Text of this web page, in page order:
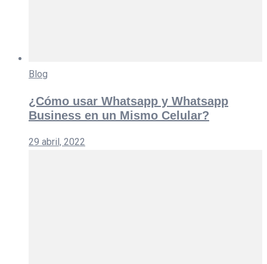
Blog
¿Cómo usar Whatsapp y Whatsapp
Business en un Mismo Celular?
29 abril, 2022